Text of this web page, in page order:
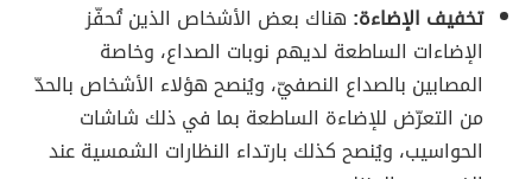
تخفيف الإضاءة: هناك بعض الأشخاص الذين تُحفّز
الإضاءات الساطعة لديهم نوبات الصداع، وخاصة
المصابين بالصداع النصفيّ، ويُنصح هؤلاء الأشخاص بالحدّ
من التعرّض للإضاءة الساطعة بما في ذلك شاشات
الحواسيب، ويُنصح كذلك بارتداء النظارات الشمسية عند